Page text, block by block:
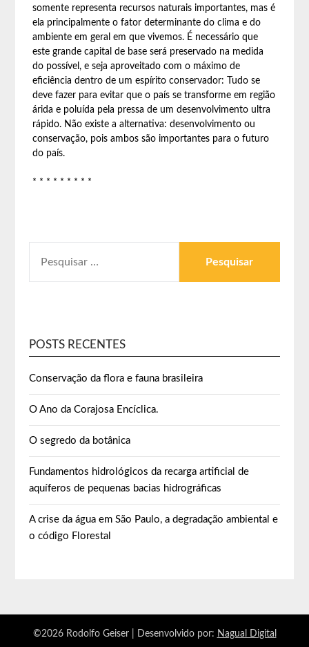
somente representa recursos naturais importantes, mas é
ela principalmente o fator determinante do clima e do
ambiente em geral em que vivemos. É necessário que
este grande capital de base será preservado na medida
do possível, e seja aproveitado com o máximo de
eficiência dentro de um espírito conservador: Tudo se
deve fazer para evitar que o país se transforme em região
árida e poluída pela pressa de um desenvolvimento ultra
rápido. Não existe a alternativa: desenvolvimento ou
conservação, pois ambos são importantes para o futuro
do país.
* * * * * * * * *
POSTS RECENTES
Conservação da flora e fauna brasileira
O Ano da Corajosa Encíclica.
O segredo da botânica
Fundamentos hidrológicos da recarga artificial de
aquíferos de pequenas bacias hidrográficas
A crise da água em São Paulo, a degradação ambiental e
o código Florestal
©2026 Rodolfo Geiser | Desenvolvido por: Nagual Digital